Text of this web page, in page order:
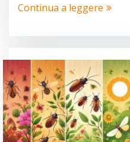
Continua a leggere